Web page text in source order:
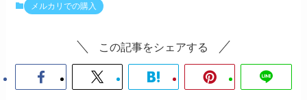
メルカリでの購入
この記事をシェアする